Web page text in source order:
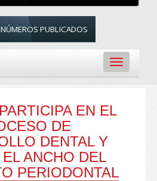
PUBLICADOS
Toggle
navigation
EN EL
DE
DENTAL Y
ANCHO DEL
PERIODONTAL